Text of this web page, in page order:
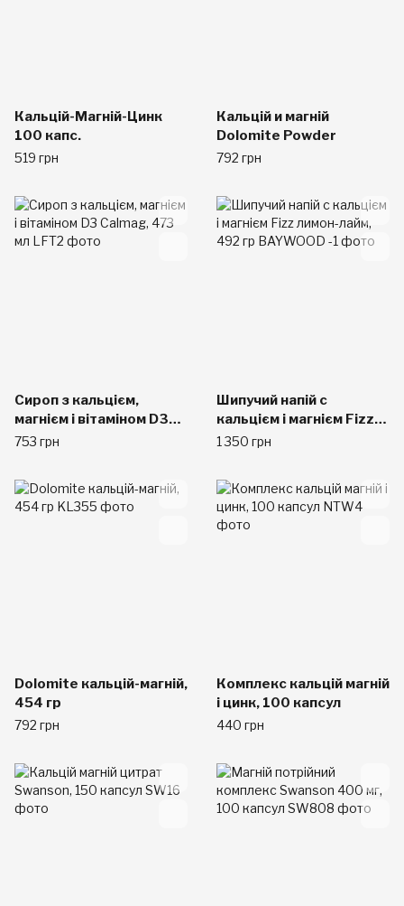
Кальцій-Магній-Цинк
100 капс.
519 грн
Кальцій и магній
Dolomite Powder
792 грн
Сироп з кальцієм,
магнієм і вітаміном D3
Calmag, 473 мл
753 грн
Шипучий напій с
кальцієм і магнієм Fizz
лимон-лайм, 492 гр
1 350 грн
Dolomite кальцій-магній,
454 гр
792 грн
Комплекс кальцій магній
і цинк, 100 капсул
440 грн